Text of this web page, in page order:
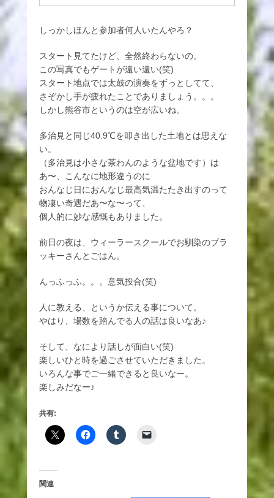
しっかしほんと参加者何人いたんやろ？
スタート見てたけど、全然終わらないの。
この写真でもゲートが遠い遠い(笑)
スタート地点では太鼓の演奏をずっとしてて、
さぞかし手が疲れたことでありましょう。。。
しかし熊谷市というのは空が広いね。
多治見と同じ40.9℃を叩き出した土地とは思えな
い。
（多治見は小さな茶わんのような盆地です）は
あ〜、こんなに地形違うのに
おんなじ日におんなじ最高気温たたき出すのって
物凄い奇遇だあ〜な〜って、
個人的に妙な感慨もありました。
前日の夜は、ウィーラースクールでお馴染のブラ
ッキーさんとごはん。
んっふっふ。。。意気投合(笑)
人に教える、というか伝える事について。
やはり、場数を踏んでる人の話は良いなあ♪
そして、なにより話しが面白い(笑)
楽しいひと時を過ごさせていただきました。
いろんな事でご一緒できると良いなー。
楽しみだなー♪
共有:
関連